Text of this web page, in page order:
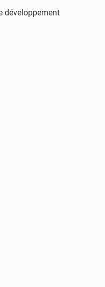
développement